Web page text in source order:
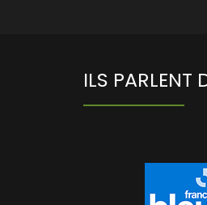
ILS PARLENT